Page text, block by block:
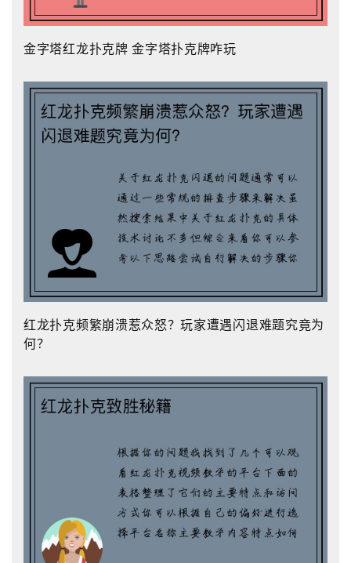
金字塔红龙扑克牌 金字塔扑克牌咋玩
红龙扑克频繁崩溃惹众怒？玩家遭遇闪退难题究竟为
何？